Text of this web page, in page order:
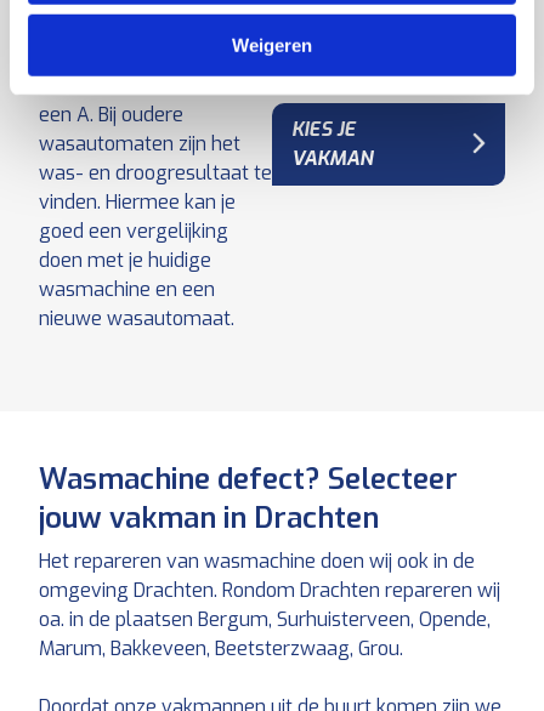
Weigeren
sommige wasmachine
een A. Bij oudere
wasautomaten zijn het
was- en droogresultaat te
vinden. Hiermee kan je
goed een vergelijking
doen met je huidige
wasmachine en een
nieuwe wasautomaat.
KIES JE
VAKMAN
Wasmachine defect? Selecteer
jouw vakman in Drachten
Het repareren van wasmachine doen wij ook in de
omgeving Drachten. Rondom Drachten repareren wij
oa. in de plaatsen Bergum, Surhuisterveen, Opende,
Marum, Bakkeveen, Beetsterzwaag, Grou.